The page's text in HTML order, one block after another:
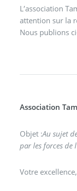
L’association
attention sur la
Nous publions
Association
Objet :Au sujet
par les forces de
Votre excellence,